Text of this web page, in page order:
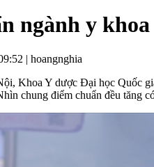
ngành y
| hoangnghia
Khoa Y dược Đại học Quốc
chung điểm chuẩn đều tăng